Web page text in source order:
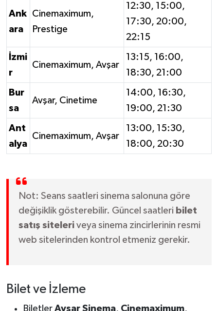
Ank
ara
Cinemaximum,
Prestige
12:30, 15:00,
17:30, 20:00,
22:15
İzmi
r
Cinemaximum, Avşar
13:15, 16:00,
18:30, 21:00
Bur
sa
Avşar, Cinetime
14:00, 16:30,
19:00, 21:30
Ant
alya
Cinemaximum, Avşar
13:00, 15:30,
18:00, 20:30
Not: Seans saatleri sinema salonuna göre
değişiklik gösterebilir. Güncel saatleri bilet
satış siteleriveya sinema zincirlerinin resmi
web sitelerinden kontrol etmeniz gerekir.
Bilet ve İzleme
Biletler Avşar Sinema, Cinemaximum,